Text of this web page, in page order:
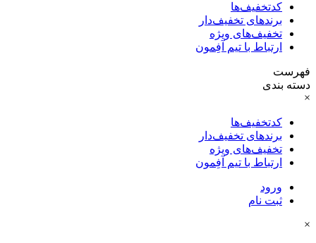
کدتخفیف‌ها
برندهای تخفیف‌دار
تخفیف‌های ویژه
ارتباط با تیم آفِمون
فهرست
دسته بندی
×
کدتخفیف‌ها
برندهای تخفیف‌دار
تخفیف‌های ویژه
ارتباط با تیم آفِمون
ورود
ثبت نام
×